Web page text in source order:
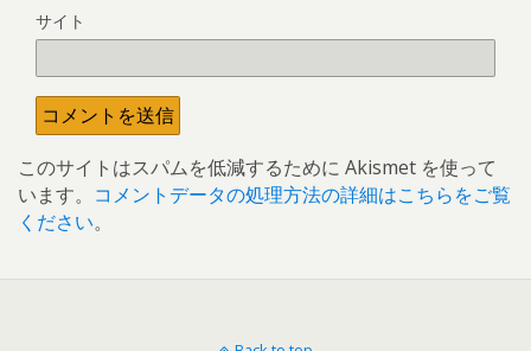
サイト
このサイトはスパムを低減するために Akismet を使って
います。 コメントデータの処理方法の詳細はこちらをご覧
ください。